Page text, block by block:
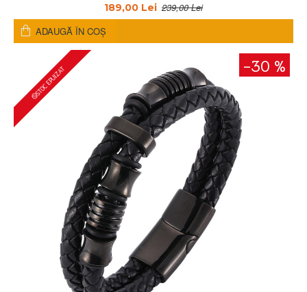
189,00 Lei 239,00 Lei
ADAUGĂ ÎN COŞ
-30 %
STOC EPUIZAT